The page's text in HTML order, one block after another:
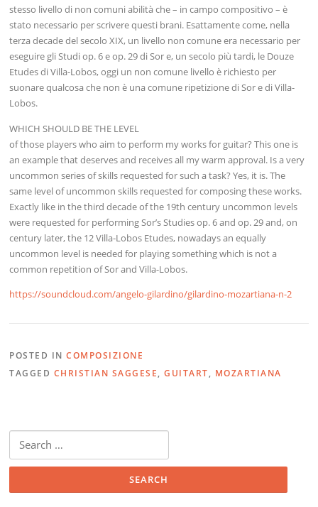
stesso livello di non comuni abilità che – in campo compositivo – è
stato necessario per scrivere questi brani. Esattamente come, nella
terza decade del secolo XIX, un livello non comune era necessario per
eseguire gli Studi op. 6 e op. 29 di Sor e, un secolo più tardi, le Douze
Etudes di Villa-Lobos, oggi un non comune livello è richiesto per
suonare qualcosa che non è una comune ripetizione di Sor e di Villa-
Lobos.
WHICH SHOULD BE THE LEVEL
of those players who aim to perform my works for guitar? This one is
an example that deserves and receives all my warm approval. Is a very
uncommon series of skills requested for such a task? Yes, it is. The
same level of uncommon skills requested for composing these works.
Exactly like in the third decade of the 19th century uncommon levels
were requested for performing Sor’s Studies op. 6 and op. 29 and, on
century later, the 12 Villa-Lobos Etudes, nowadays an equally
uncommon level is needed for playing something which is not a
common repetition of Sor and Villa-Lobos.
https://soundcloud.com/angelo-gilardino/gilardino-mozartiana-n-2
POSTED INCOMPOSIZIONE
TAGGED CHRISTIAN SAGGESE,GUITART, MOZARTIANA
for: